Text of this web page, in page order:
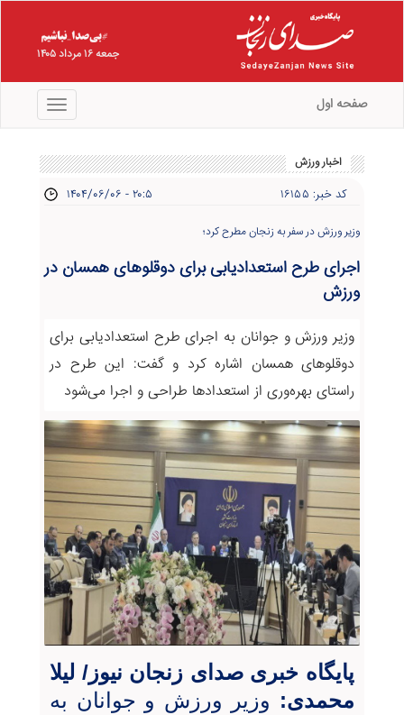
جمعه ۱۶ مرداد ۱۴۰۵
منو صفحه اول
اخبار ورزش
کد خبر: ۱۶۱۵۵ ۱۴۰۴/۰۶/۰۶ - ۲۰:۵
وزیر ورزش در سفر به زنجان مطرح کرد؛
اجرای طرح استعدادیابی برای دوقلوهای همسان در
ورزش
وزیر ورزش و جوانان به اجرای طرح استعدادیابی برای
دوقلوهای همسان اشاره کرد و گفت: این طرح در
راستای بهره‌وری از استعدادها طراحی و اجرا می‌شود
پایگاه خبری صدای زنجان نیوز/ لیلا
محمدی: وزیر ورزش و جوانان به